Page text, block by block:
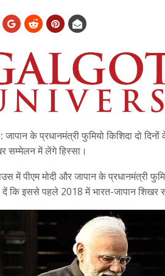
जापान के प्रधानमंत्री फुमियो किशिदा दो
सम्मेलन में लेंगे हिस्सा।
में पीएम मोदी और जापान के प्रधानमंत्री
दें कि इससे पहले 2018 में भारत-जापान शिखर